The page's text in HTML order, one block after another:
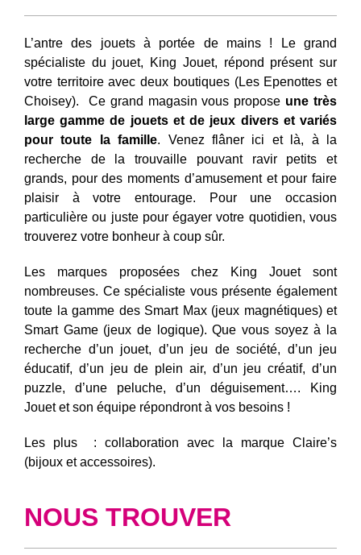
L’antre des jouets à portée de mains ! Le grand
spécialiste du jouet, King Jouet, répond présent sur
votre territoire avec deux boutiques (Les Epenottes et
Choisey). Ce grand magasin vous propose une très
large gamme de jouets et de jeux divers et variés
pour toute la famille. Venez flâner ici et là, à la
recherche de la trouvaille pouvant ravir petits et
grands, pour des moments d’amusement et pour faire
plaisir à votre entourage. Pour une occasion
particulière ou juste pour égayer votre quotidien, vous
trouverez votre bonheur à coup sûr.
Les marques proposées chez King Jouet sont
nombreuses. Ce spécialiste vous présente également
toute la gamme des Smart Max (jeux magnétiques) et
Smart Game (jeux de logique). Que vous soyez à la
recherche d’un jouet, d’un jeu de société, d’un jeu
éducatif, d’un jeu de plein air, d’un jeu créatif, d’un
puzzle, d’une peluche, d’un déguisement…. King
Jouet et son équipe répondront à vos besoins !
Les plus : collaboration avec la marque Claire’s
(bijoux et accessoires).
NOUS TROUVER